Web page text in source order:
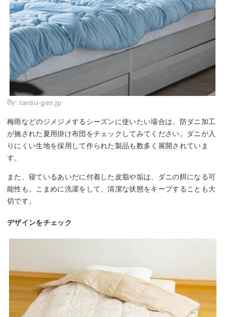
By:tansu-gen.jp
梅雨などのジメジメするシーズンに使いたい場合は、防ダニ加工
が施された夏用掛け布団をチェックしてみてください。ダニが入
りにくい生地を採用して作られた製品も数多く展開されていま
す。
また、寝ているあいだに付着した皮脂や垢は、ダニの餌になる可
能性も。こまめに洗濯をして、清潔な状態をキープすることも大
切です。
デザインをチェック